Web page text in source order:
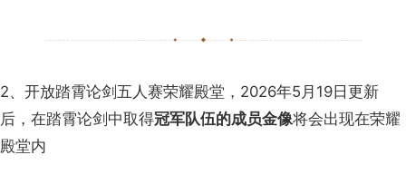
2、开放踏霄论剑五人赛荣耀殿堂，2026年5月19日更新
后，在踏霄论剑中取得冠军队伍的成员金像将会出现在荣耀
殿堂内